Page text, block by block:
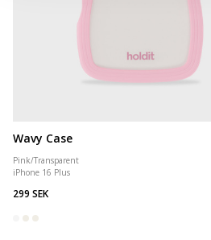
Wavy Case
Pink/Transparent
iPhone 16 Plus
299 SEK